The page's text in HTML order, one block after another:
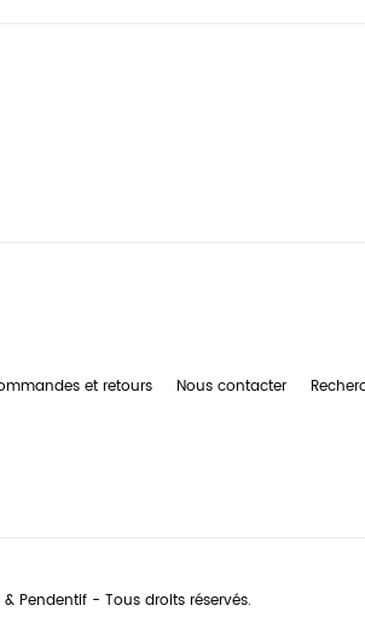
et retours Nous contacter
& Pendentif - Tous droits réservés.